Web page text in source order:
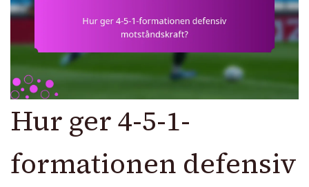
Hur ger 4-5-1-
formationen defensiv